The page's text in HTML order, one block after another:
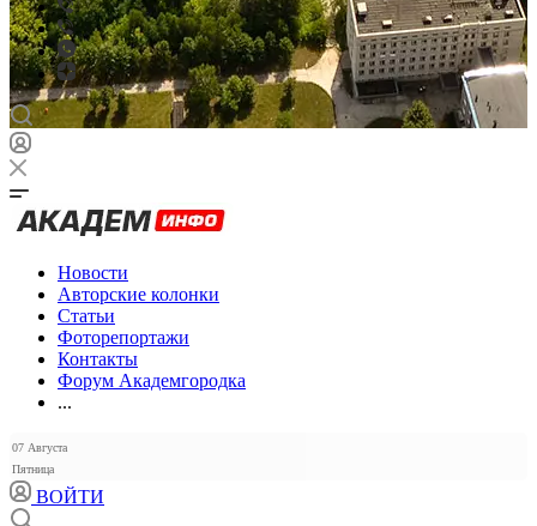
Новости
Авторские колонки
Статьи
Фоторепортажи
Контакты
Форум Академгородка
...
07 Августа
Пятница
ВОЙТИ